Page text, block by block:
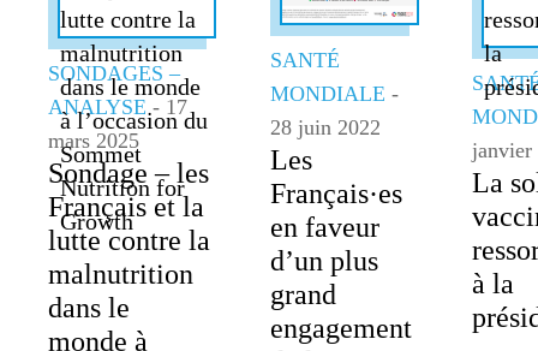
SONDAGES –
ANALYSE - 17
mars 2025
Sondage – les
Français et la
lutte contre la
malnutrition
dans le
monde à
SANTÉ
MONDIALE -
28 juin 2022
Les
Français·es
en faveur
d’un plus
grand
engagement
janvier
La
à la